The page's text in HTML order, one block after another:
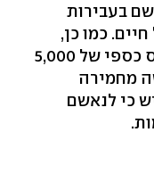
בעבירות
כמו כן,
הנאשם נידון למאסר על תנאי וקנס כספי של 5,000
מחמירה
כי לנאשם